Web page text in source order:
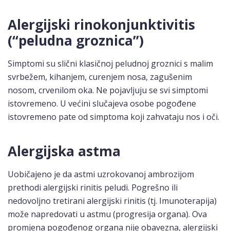
Alergijski rinokonjunktivitis
(“peludna groznica”)
Simptomi su slični klasičnoj peludnoj groznici s malim
svrbežem, kihanjem, curenjem nosa, zagušenim
nosom, crvenilom oka. Ne pojavljuju se svi simptomi
istovremeno. U većini slučajeva osobe pogođene
istovremeno pate od simptoma koji zahvataju nos i oči.
Alergijska astma
Uobičajeno je da astmi uzrokovanoj ambrozijom
prethodi alergijski rinitis peludi. Pogrešno ili
nedovoljno tretirani alergijski rinitis (tj. Imunoterapija)
može napredovati u astmu (progresija organa). Ova
promjena pogođenog organa nije obavezna, alergijski